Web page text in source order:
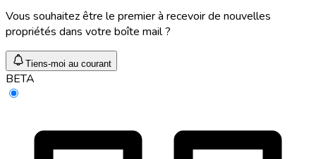
Vous souhaitez être le premier à recevoir de nouvelles
propriétés dans votre boîte mail ?
Tiens-moi au courant
BETA